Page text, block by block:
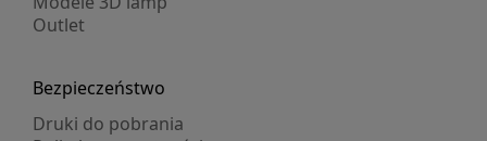
Outlet
Bezpieczeństwo
Druki do pobrania